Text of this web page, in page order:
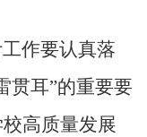
作要认真落
贯耳”的重要要
高质量发展